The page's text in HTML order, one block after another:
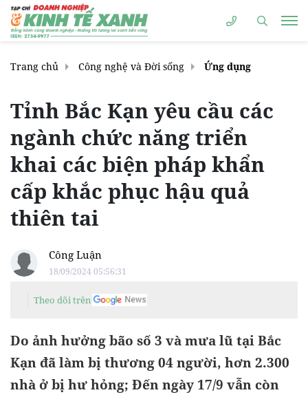
Trang chủ Công nghệ và Đời sống Ứng dụng
Tỉnh Bắc Kạn yêu cầu các
ngành chức năng triển
khai các biện pháp khẩn
cấp khắc phục hậu quả
thiên tai
Công Luận
18/09/2024 05:56:31
Theo dõi trên
Do ảnh hưởng bão số 3 và mưa lũ tại Bắc
Kạn đã làm bị thương 04 người, hơn 2.300
nhà ở bị hư hỏng; Đến ngày 17/9 vẫn còn